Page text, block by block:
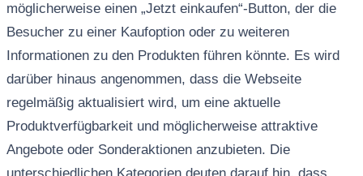
möglicherweise einen „Jetzt einkaufen“-Button, der die
Besucher zu einer Kaufoption oder zu weiteren
Informationen zu den Produkten führen könnte. Es wird
darüber hinaus angenommen, dass die Webseite
regelmäßig aktualisiert wird, um eine aktuelle
Produktverfügbarkeit und möglicherweise attraktive
Angebote oder Sonderaktionen anzubieten. Die